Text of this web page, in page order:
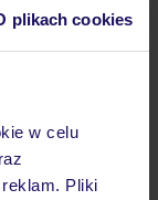
plikach cookies
w celu
Pliki